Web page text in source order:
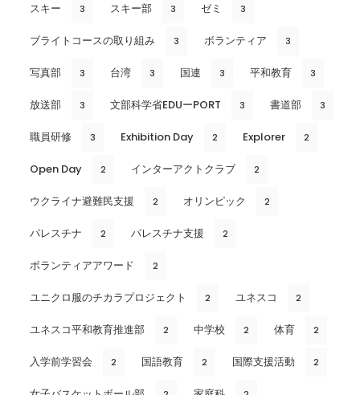
スキー 3 スキー部 3 ゼミ 3
ブライトコースの取り組み 3 ボランティア 3
写真部 3 台湾 3 国連 3 平和教育 3
放送部 3 文部科学省EDUーPORT 3 書道部 3
職員研修 3 Exhibition Day 2 Explorer 2
Open Day 2 インターアクトクラブ 2
ウクライナ避難民支援 2 オリンピック 2
パレスチナ 2 パレスチナ支援 2
ボランティアアワード 2
ユニクロ服のチカラプロジェクト 2 ユネスコ 2
ユネスコ平和教育推進部 2 中学校 2 体育 2
入学前学習会 2 国語教育 2 国際支援活動 2